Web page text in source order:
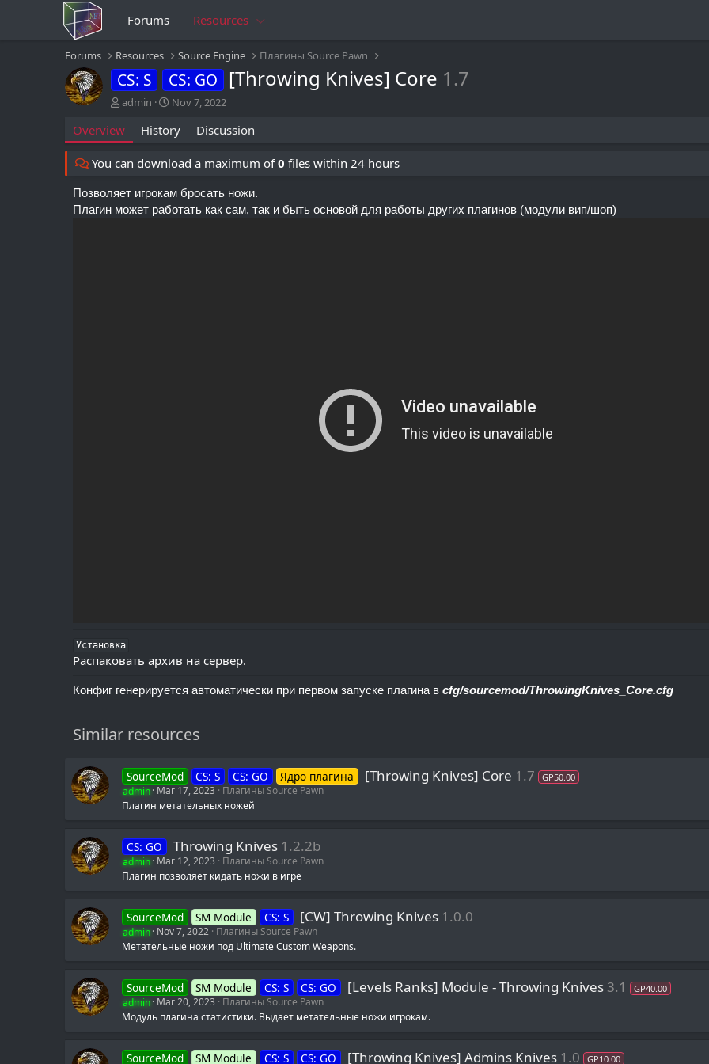
Forums Resources
Forums Resources Source Engine Плагины Source Pawn
CS: S CS: GO [Throwing Knives] Core 1.7
A
t
h
o
admin
C
e
t
n
d
Nov 7, 2022
Overview History Discussion
You can download a maximum of0 files within 24 hours
Позволяет игрокам бросать ножи.
Плагин может работать как сам, так и быть основой для работы других плагинов (модули вип/шоп)
Установка
Распаковать архив на сервер.
Конфиг генерируется автоматически при первом запуске плагина в cfg/sourcemod/ThrowingKnives_Core.cfg
Similar resources
SourceMod CS: S CS: GO Ядро плагина [Throwing Knives] Core 1.7 GP50.00
admin Mar 17, 2023
Плагины Source Pawn
Плагин метательных ножей
CS: GO Throwing Knives 1.2.2b
admin Mar 12, 2023
Плагины Source Pawn
Плагин позволяет кидать ножи в игре
SourceMod SM Module CS: S [CW] Throwing Knives 1.0.0
admin Nov 7, 2022 Плагины Source Pawn
Метательные ножи под Ultimate Custom Weapons.
SourceMod SM Module CS: S CS: GO [Levels Ranks] Module - Throwing Knives 3.1 GP40.00
admin Mar 20, 2023
Плагины Source Pawn
Модуль плагина статистики. Выдает метательные ножи игрокам.
SourceMod SM Module CS: S CS: GO [Throwing Knives] Admins Knives 1.0 GP10.00